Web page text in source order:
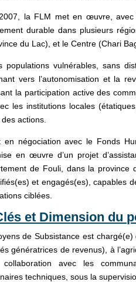
la FLM met en œuvre, avec
durable dans plusieurs
du Lac), et le Centre (Chari
populations vulnérables, sans
vers l’autonomisation et la
la participation active des
les institutions locales
actions.
négociation avec le Fonds
en œuvre d’un projet
de Fouli, dans la
et engagés(es), capables
ciblées.
et Dimension du
de Subsistance est
génératrices de revenus), à
avec les
techniques, sous la